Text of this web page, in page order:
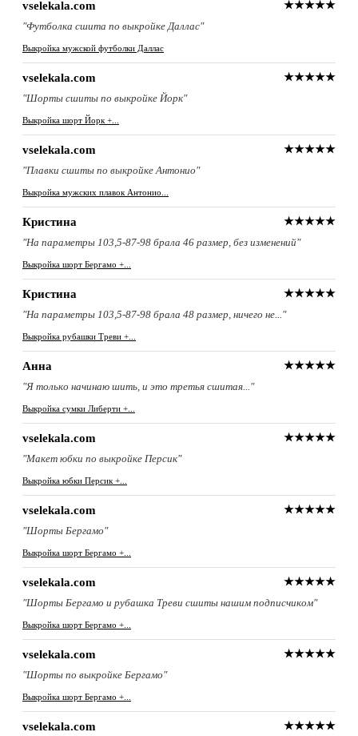
vselekala.com
★★★★★
"Футболка сшита по выкройке Даллас"
Выкройка мужской футболки Даллас
vselekala.com
★★★★★
"Шорты сшиты по выкройке Йорк"
Выкройка шорт Йорк +...
vselekala.com
★★★★★
"Плавки сшиты по выкройке Антонио"
Выкройка мужских плавок Антонио...
Кристина
★★★★★
"На параметры 103,5-87-98 брала 46 размер, без изменений"
Выкройка шорт Бергамо +...
Кристина
★★★★★
"На параметры 103,5-87-98 брала 48 размер, ничего не..."
Выкройка рубашки Треви +...
Анна
★★★★★
"Я только начинаю шить, и это третья сшитая..."
Выкройка сумки Либерти +...
vselekala.com
★★★★★
"Макет юбки по выкройке Персик"
Выкройка юбки Персик +...
vselekala.com
★★★★★
"Шорты Бергамо"
Выкройка шорт Бергамо +...
vselekala.com
★★★★★
"Шорты Бергамо и рубашка Треви сшиты нашим подписчиком"
Выкройка шорт Бергамо +...
vselekala.com
★★★★★
"Шорты по выкройке Бергамо"
Выкройка шорт Бергамо +...
vselekala.com ★★★★★